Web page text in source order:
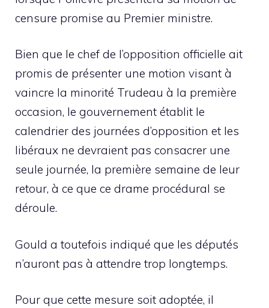
censure promise au Premier ministre.
Bien que le chef de l’opposition officielle ait
promis de présenter une motion visant à
vaincre la minorité Trudeau à la première
occasion, le gouvernement établit le
calendrier des journées d’opposition et les
libéraux ne devraient pas consacrer une
seule journée, la première semaine de leur
retour, à ce que ce drame procédural se
déroule.
Gould a toutefois indiqué que les députés
n’auront pas à attendre trop longtemps.
Pour que cette mesure soit adoptée, il